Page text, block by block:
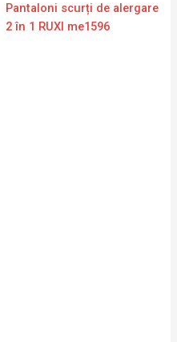
Pantaloni scurți de alergare
2 în 1 RUXI me1596